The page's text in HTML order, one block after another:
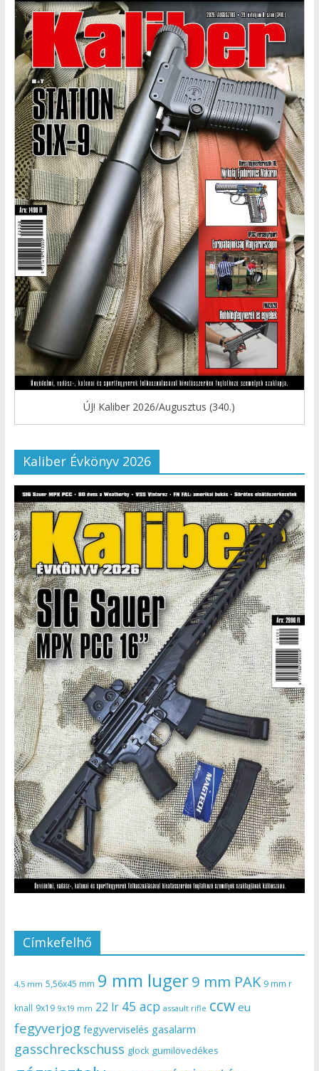
ÚJ! Kaliber 2026/Augusztus (340.)
Kaliber Évkönyv 2026
Címkefelhő
4,5 mm 5,56x45 mm 9 mm luger9 mm PAK 9 mm r
knall 9x19 9x19 mm 22 lr 45 acp assault rifle ccw eu
fegyverjog fegyverviselés gasalarm
gasschreckschuss glock gumilövedékes